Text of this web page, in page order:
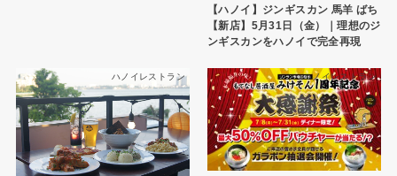
【ハノイ】ジンギスカン 馬羊 ばち
【新店】5月31日（金）｜理想のジ
ンギスカンをハノイで完全再現
ハノイレストラン ハノイレストラン